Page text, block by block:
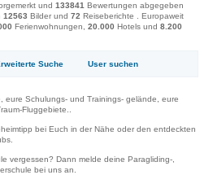
und 133841 Bewertungen abgegeben
12563 Bilder und 72 Reiseberichte . Europaweit
Ferienwohnungen, 20.000 Hotels und 8.200
Suche User suchen
eure Schulungs- und Trainings- gelände, eure
Fluggebiete..
bei Euch in der Nähe oder den entdeckten
vergessen? Dann melde deine Paragliding-,
bei uns an.